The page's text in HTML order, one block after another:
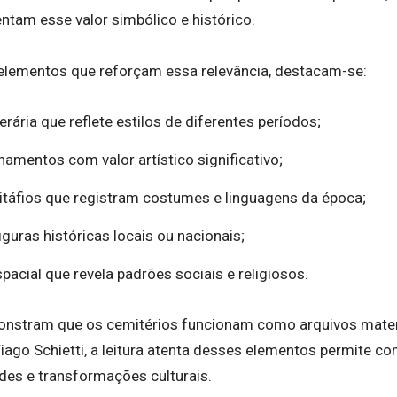
esse valor simbólico e histórico.
que reforçam essa relevância, destacam-se:
que reflete estilos de diferentes períodos;
com valor artístico significativo;
que registram costumes e linguagens da época;
históricas locais ou nacionais;
que revela padrões sociais e religiosos.
que os cemitérios funcionam como arquivos
Schietti, a leitura atenta desses elementos permite
e transformações culturais.